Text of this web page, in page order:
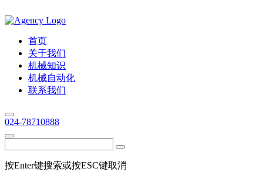
首页
关于我们
机械知识
机械自动化
联系我们
024-78710888
按Enter键搜索或按ESC键取消